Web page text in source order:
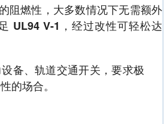
阻燃性，大多数情况下无需额外
UL94 V-1 ，经过改性可轻松达
设备、轨道交通开关，要求极
的场合。